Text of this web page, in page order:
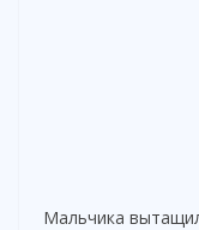
Мальчика